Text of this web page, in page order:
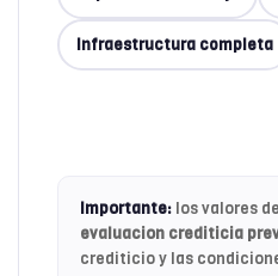
Infraestructura completa
Importante: los valores
evaluacion crediticia
crediticio y las